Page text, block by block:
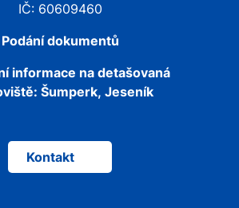
IČ: 60609460
Podání dokumentů
informace na detašovaná
Šumperk, Jeseník
Kontakt